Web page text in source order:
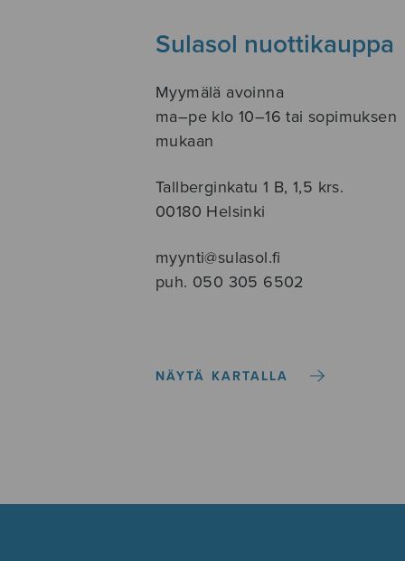
Sulasol nuottikauppa
Myymälä avoinna
ma–pe klo 10–16 tai sopimuksen
mukaan
Tallberginkatu 1 B, 1,5 krs.
00180 Helsinki
myynti@sulasol.fi
puh. 050 305 6502
NÄYTÄ KARTALLA